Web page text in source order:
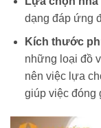
dạng đáp ứng
Kích thước
những loại đồ
nên việc lựa
giúp việc đóng